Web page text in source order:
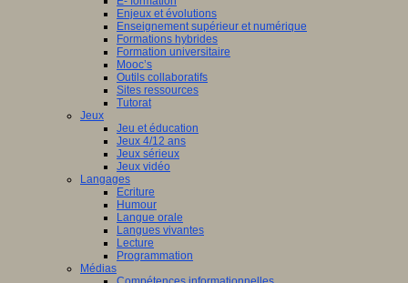
Enjeux et évolutions
Enseignement supérieur et numérique
Formations hybrides
Formation universitaire
Mooc’s
Outils collaboratifs
Sites ressources
Tutorat
Jeux
Jeu et éducation
Jeux 4/12 ans
Jeux sérieux
Jeux vidéo
Langages
Ecriture
Humour
Langue orale
Langues vivantes
Lecture
Programmation
Médias